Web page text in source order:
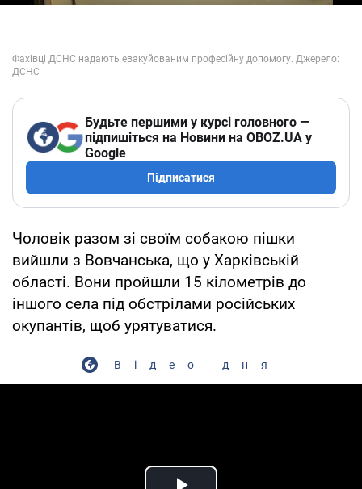
Будьте першими у курсі головного —
підпишіться на Новини на OBOZ.UA у
Google
Підписатися
Чоловік разом зі своїм собакою пішки
вийшли з Вовчанська, що у Харківській
області. Вони пройшли 15 кілометрів до
іншого села під обстрілами російських
окупантів, щоб урятуватися.
Відео дня